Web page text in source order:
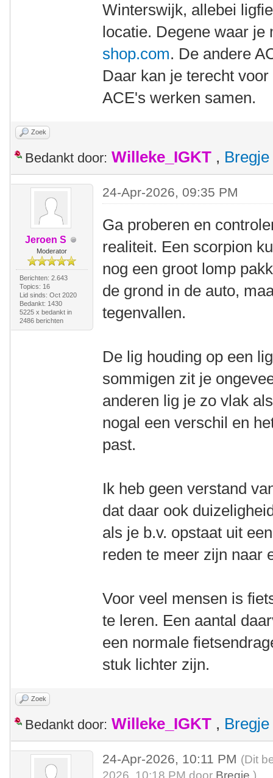
Winterswijk, allebei
locatie. Degene waar
shop.com. De andere
Daar kan je terecht
ACE's werken samen.
Zoek
Bedankt door: Willeke_IGKT , Bregje
Jeroen S
Moderator
Berichten: 2.643
Topics: 16
Lid sinds: Oct 2020
Bedankt: 1430
5225 x bedankt in
2486 berichten
24-Apr-2026, 09:35 PM
Ga proberen en
realiteit. Een scorpion
nog een groot lomp
de grond in de auto,
tegenvallen.
De lig houding op een
sommigen zit je
anderen lig je zo vlak
nogal een verschil en
past.
Ik heb geen verstand
dat daar ook
als je b.v. opstaat uit
reden te meer zijn naar
Voor veel mensen is
te leren. Een aantal
een normale
stuk lichter zijn.
Zoek
Bedankt door: Willeke_IGKT , Bregje
24-Apr-2026, 10:11 PM (Dit
2026, 10:18 PM door Bregje .)